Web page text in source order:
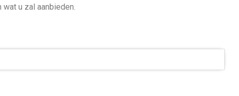
u zal aanbieden.